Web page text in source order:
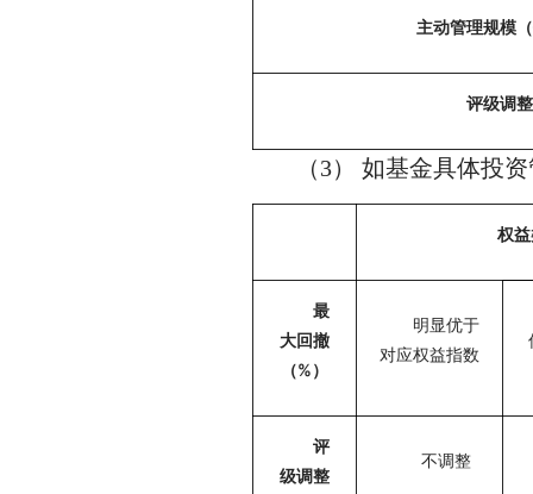
主动管理规模
评级调整
（3） 如基金具体投
权
最
大回撤
（%）
明显优于
对应权益指数
评
级调整
不调整